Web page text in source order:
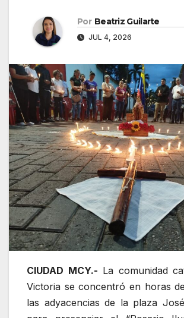
Por Beatriz Guilarte
JUL 4, 2026
CIUDAD MCY.- La comunidad
Victoria se concentró en horas
las adyacencias de la plaza